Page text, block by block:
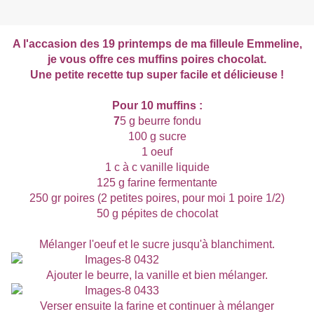
A l'accasion des 19 printemps de ma filleule Emmeline,
je vous offre ces muffins poires chocolat.
Une petite recette tup super facile et délicieuse !
Pour 10 muffins :
75 g beurre fondu
100 g sucre
1 oeuf
1 c à c vanille liquide
125 g farine fermentante
250 gr poires (2 petites poires, pour moi 1 poire 1/2)
50 g pépites de chocolat
Mélanger l'oeuf et le sucre jusqu'à blanchiment.
Ajouter le beurre, la vanille et bien mélanger.
Verser ensuite la farine et continuer à mélanger